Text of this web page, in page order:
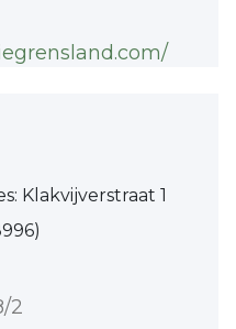
Klakvijverstraat 1
2